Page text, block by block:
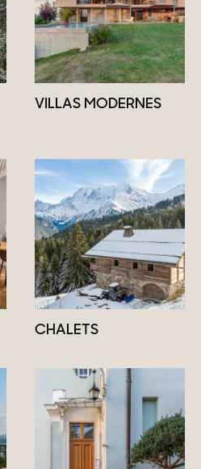
VILLAS MODERNES
CHALETS